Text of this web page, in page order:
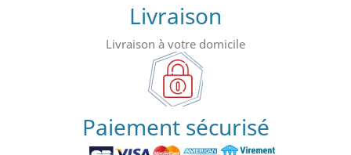
Livraison
Livraison à votre domicile
Paiement sécurisé